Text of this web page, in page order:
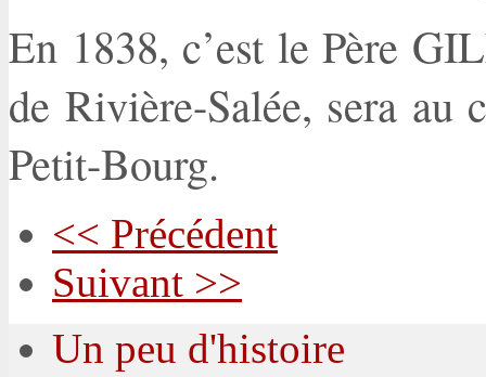
En 1838, c’est le Père
de Rivière-Salée, sera au
Petit-Bourg.
<< Précédent
Suivant >>
Un peu d'histoire